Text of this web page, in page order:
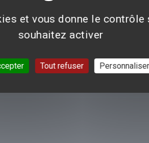
avis n'est pour le moment disponible.
et vous donne le contrôle
souhaitez activer
Tout refuser Personnaliser